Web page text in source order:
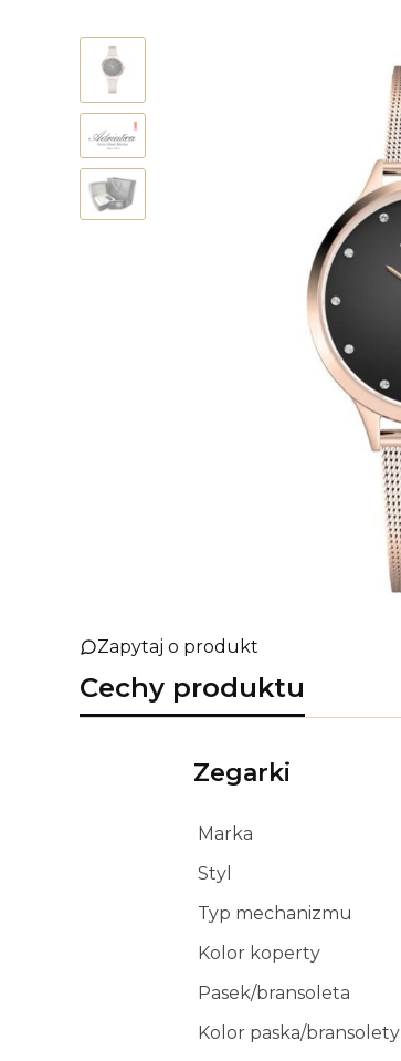
Zapytaj o produkt
Cechy produktu
Zegarki
Marka
Styl
Typ mechanizmu
Kolor koperty
Pasek/bransoleta
Kolor paska/bransolety